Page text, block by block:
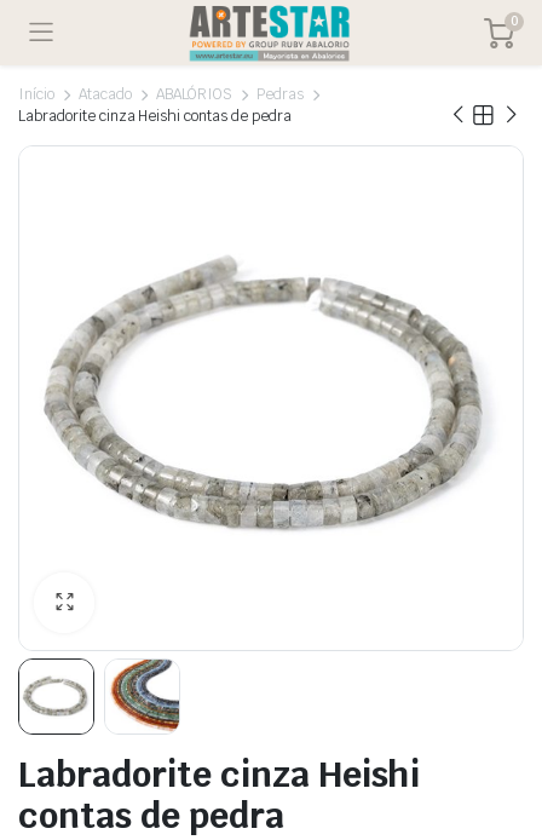
0
Início Atacado ABALÓRIOS
Pedras
Labradorite cinza Heishi contas de pedra
Labradorite cinza Heishi
contas de pedra